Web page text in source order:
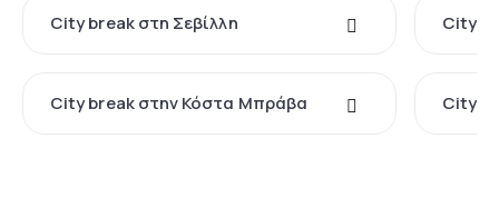
City break στη Σεβίλλη City
City break στην Κόστα Μπράβα City